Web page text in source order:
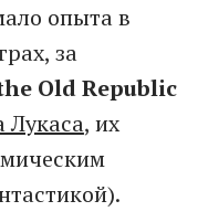
опыта в
за
Old Republic
, их